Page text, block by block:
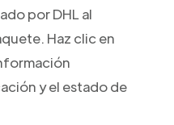
por DHL al
Haz clic en
y el estado de